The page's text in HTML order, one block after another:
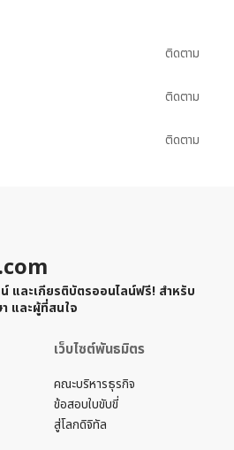
ติดตาม
ติดตาม
ติดตาม
และเกียรติบัตรออนไลน์ฟรี! สำหรับ
และผู้ที่สนใจ
เว็บไซต์พันธมิตร
คณะบริหารธุรกิจ
ข้อสอบใบขับขี่
สู่โลกดิจิทัล